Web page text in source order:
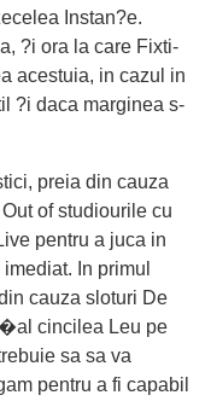
Instan?e.
?i ora la care Fixti-
acestuia, in cazul in
?i daca marginea s-
preia din cauza
of studiourile cu
pentru a juca in
In primul
cauza sloturi De
cincilea Leu pe
sa sa va
pentru a fi capabil